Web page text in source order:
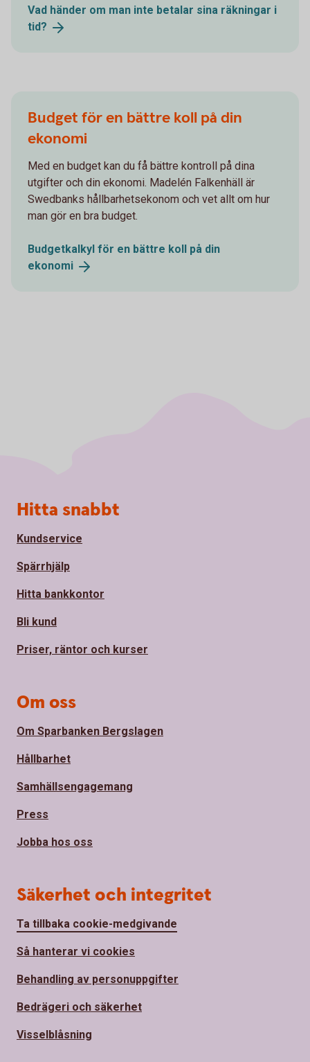
Vad händer om man inte betalar sina räkningar i
tid?
Budget för en bättre koll på din
ekonomi
Med en budget kan du få bättre kontroll på dina
utgifter och din ekonomi. Madelén Falkenhäll är
Swedbanks hållbarhetsekonom och vet allt om hur
man gör en bra budget.
Budgetkalkyl för en bättre koll på din
ekonomi
Sidfot
Hitta snabbt
Kundservice
Spärrhjälp
Hitta bankkontor
Bli kund
Priser, räntor och kurser
Om oss
Om Sparbanken Bergslagen
Hållbarhet
Samhällsengagemang
Press
Jobba hos oss
Säkerhet och integritet
Ta tillbaka cookie-medgivande
Så hanterar vi cookies
Behandling av personuppgifter
Bedrägeri och säkerhet
Visselblåsning